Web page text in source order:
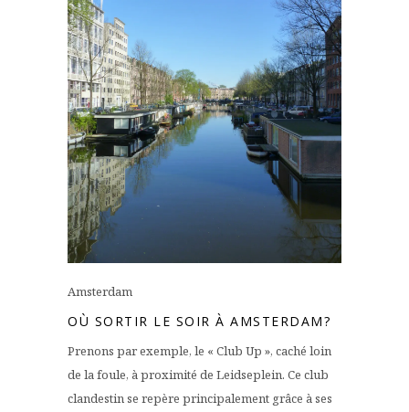
Amsterdam
OÙ SORTIR LE SOIR À AMSTERDAM?
Prenons par exemple, le « Club Up », caché loin
de la foule, à proximité de Leidseplein. Ce club
clandestin se repère principalement grâce à ses